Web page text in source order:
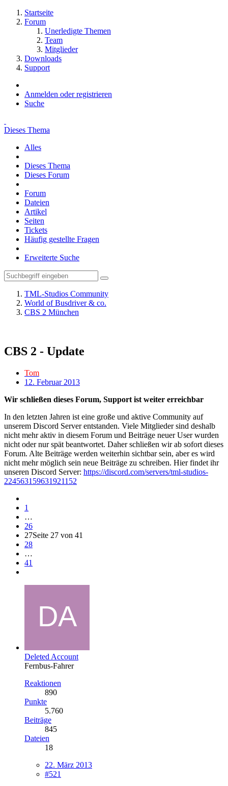
Startseite
Forum
Unerledigte Themen
Team
Mitglieder
Downloads
Support
Anmelden oder registrieren
Suche
Dieses Thema
Alles
Dieses Thema
Dieses Forum
Forum
Dateien
Artikel
Seiten
Tickets
Häufig gestellte Fragen
Erweiterte Suche
TML-Studios Community
World of Busdriver & co.
CBS 2 München
CBS 2 - Update
Tom
12. Februar 2013
Wir schließen dieses Forum, Support ist weiter erreichbar
In den letzten Jahren ist eine große und aktive Community auf
unserem Discord Server entstanden. Viele Mitglieder sind deshalb
nicht mehr aktiv in diesem Forum und Beiträge neuer User wurden
nicht oder nur spät beantwortet. Daher schließen wir ab sofort dieses
Forum. Alte Beiträge werden weiterhin sichtbar sein, aber es wird
nicht mehr möglich sein neue Beiträge zu schreiben. Hier findet ihr
unseren Discord Server: https://discord.com/servers/tml-studios-
224563159631921152
1
…
26
27Seite 27 von 41
28
…
41
Deleted Account
Fernbus-Fahrer
Reaktionen
890
Punkte
5.760
Beiträge
845
Dateien
18
22. März 2013
#521